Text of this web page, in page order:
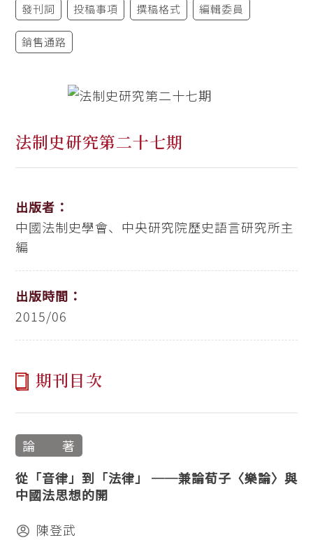
發刊詞 投稿事項 撰稿格式 編輯委員
銷售通路
法制史研究第二十七期
出版者：
中國法制史學會、中央研究院歷史語言研究所主
編
出版時間：
2015/06
期刊目次
論 著
從「音律」到「法律」 ──兼論荀子〈樂論〉與
中國法思想的開
陳登武